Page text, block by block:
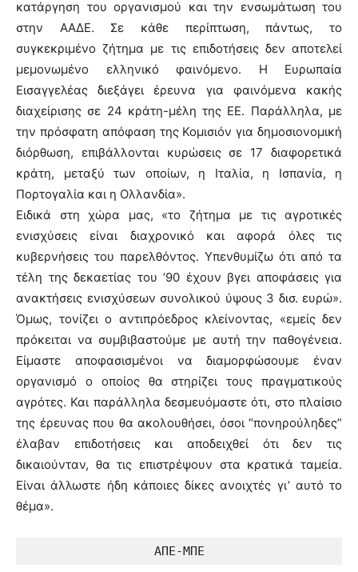
κατάργηση του οργανισμού και την ενσωμάτωση του
στην ΑΑΔΕ. Σε κάθε περίπτωση, πάντως, το
συγκεκριμένο ζήτημα με τις επιδοτήσεις δεν αποτελεί
μεμονωμένο ελληνικό φαινόμενο. Η Ευρωπαία
Εισαγγελέας διεξάγει έρευνα για φαινόμενα κακής
διαχείρισης σε 24 κράτη-μέλη της ΕΕ. Παράλληλα, με
την πρόσφατη απόφαση της Κομισιόν για δημοσιονομική
διόρθωση, επιβάλλονται κυρώσεις σε 17 διαφορετικά
κράτη, μεταξύ των οποίων, η Ιταλία, η Ισπανία, η
Πορτογαλία και η Ολλανδία».
Ειδικά στη χώρα μας, «το ζήτημα με τις αγροτικές
ενισχύσεις είναι διαχρονικό και αφορά όλες τις
κυβερνήσεις του παρελθόντος. Υπενθυμίζω ότι από τα
τέλη της δεκαετίας του ’90 έχουν βγει αποφάσεις για
ανακτήσεις ενισχύσεων συνολικού ύψους 3 δισ. ευρώ».
Όμως, τονίζει ο αντιπρόεδρος κλείνοντας, «εμείς δεν
πρόκειται να συμβιβαστούμε με αυτή την παθογένεια.
Είμαστε αποφασισμένοι να διαμορφώσουμε έναν
οργανισμό ο οποίος θα στηρίζει τους πραγματικούς
αγρότες. Και παράλληλα δεσμευόμαστε ότι, στο πλαίσιο
της έρευνας που θα ακολουθήσει, όσοι “πονηρούληδες”
έλαβαν επιδοτήσεις και αποδειχθεί ότι δεν τις
δικαιούνταν, θα τις επιστρέψουν στα κρατικά ταμεία.
Είναι άλλωστε ήδη κάποιες δίκες ανοιχτές γι’ αυτό το
θέμα».
ΑΠΕ-ΜΠΕ